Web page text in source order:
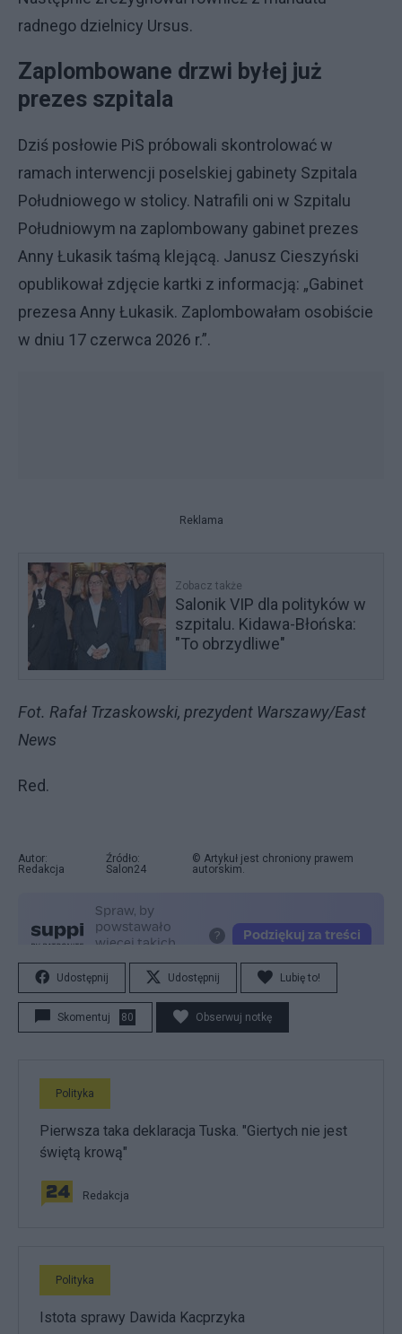
radnego dzielnicy Ursus.
Zaplombowane drzwi byłej już
prezes szpitala
Dziś posłowie PiS próbowali skontrolować w
ramach interwencji poselskiej gabinety Szpitala
Południowego w stolicy. Natrafili oni w Szpitalu
Południowym na zaplombowany gabinet prezes
Anny Łukasik taśmą klejącą. Janusz Cieszyński
opublikował zdjęcie kartki z informacją: „Gabinet
prezesa Anny Łukasik. Zaplombowałam osobiście
w dniu 17 czerwca 2026 r.”.
Reklama
Zobacz także
Salonik VIP dla polityków w
szpitalu. Kidawa-Błońska:
"To obrzydliwe"
Fot. Rafał Trzaskowski, prezydent Warszawy/East
News
Red.
Autor:
Redakcja
Źródło:
Salon24
© Artykuł jest chroniony prawem
autorskim.
Udostępnij Udostępnij Lubię to!
Skomentuj 80 Obserwuj notkę
Polityka
Pierwsza taka deklaracja Tuska. "Giertych nie jest
świętą krową"
Redakcja
Polityka
Istota sprawy Dawida Kacprzyka